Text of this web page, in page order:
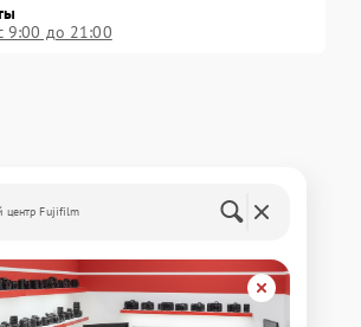
9:00 до 21:00
центр Fujifilm